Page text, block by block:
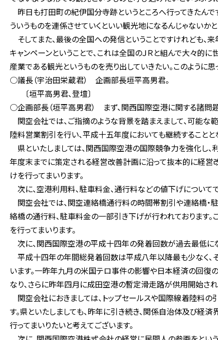
昨日も打田町の紀伊国分寺跡というところへ行ってきたん
ういうものを連係させていくといい観光地になるんじゃないかと
そしてまた、最後の全国への発信ということですけれども、
キャンペーンということで、これは全国のＪＲと組んで大々的
産業である観光というものを売り出していきたい。このように思
○議長（宇治田栄蔵君） 企画部長垣平高男君。
〔垣平高男君、登壇〕
○企画部長（垣平高男君） まず、関西国際空港に関する諸問
関空会社では、ご指摘のような背景を踏まえまして、可能
陸料営業割引を行い、平成十五年度においても継続することと
県といたしましては、関西国際空港の国際競争力を強化し、
年度末までに策定される経営改善計画に沿って抜本的に経営
けを行ってまいります。
次に、空港利用料、駐車料金、通行料などの値下げについて
関空会社では、関空連絡橋通行料の時間帯割引や連絡橋・
絡橋の通行料、駐車料金の一部引き下げが行われております
を行ってまいります。
次に、関西国際空港の平成十四年の発着回数が過去最低に
平成十四年の年間総発着回数は平成八年以降最も少なく、
います。一昨年九月の米国テロ事件の影響や日本経済の回復
なり、さらに昨年四月に成田空港の暫定滑走路が供用開始さ
関空会社におきましては、トップセールスや国際線着陸料
す。県といたしましても、昨年に引き続き、関係自治体及び経
行ってまいりたいと考えてございます。